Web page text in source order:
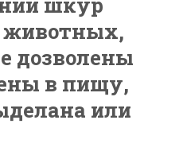
дозволены
в пищу,
или